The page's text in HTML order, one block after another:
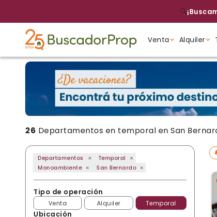
🔍
Venta
Tipo de propiedad
Alquiler
Tipo de propiedad
Tipo de propiedad
26 Departamentos en temporal en San
Departamentos
Temporal
Monoambiente
San Bernardo
Tipo de operación
Venta Alquiler Temporal
Ubicación